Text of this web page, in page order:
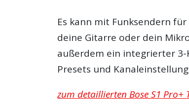
Es kann mit Funksendern
deine Gitarre oder dein
außerdem ein integrierter 3-
Presets und
zum detaillierten Bose S1 Pro+